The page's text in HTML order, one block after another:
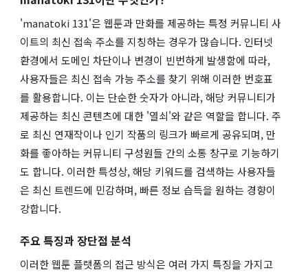
'manatoki 131'은 웹툰과 만화를 제공하는 특정 커뮤니티 사
이트의 최신 접속 주소를 지칭하는 경우가 많습니다. 인터넷
환경에서 도메인 차단이나 변경이 빈번하게 발생함에 따라,
사용자들은 최신 접속 가능 주소를 찾기 위해 이러한 번호표
를 활용합니다. 이는 단순한 숫자가 아니라, 해당 커뮤니티가
제공하는 최신 콘텐츠에 대한 '열쇠'와 같은 역할을 합니다. 주
로 최신 연재작이나 인기 작품의 링크가 빠르게 공유되며, 만
화를 좋아하는 커뮤니티 구성원들 간의 소통 창구로 기능하기
도 합니다. 이러한 특성상, 해당 키워드를 검색하는 사용자들
은 최신 트렌드에 민감하며, 빠른 정보 습득을 원하는 경향이
강합니다.
주요 특징과 장단점 분석
이러한 웹툰 플랫폼의 접근 방식은 여러 가지 특징을 가지고